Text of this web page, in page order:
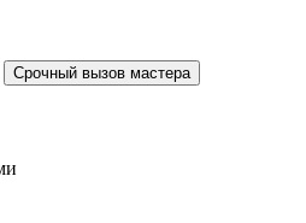
Срочный вызов мастера